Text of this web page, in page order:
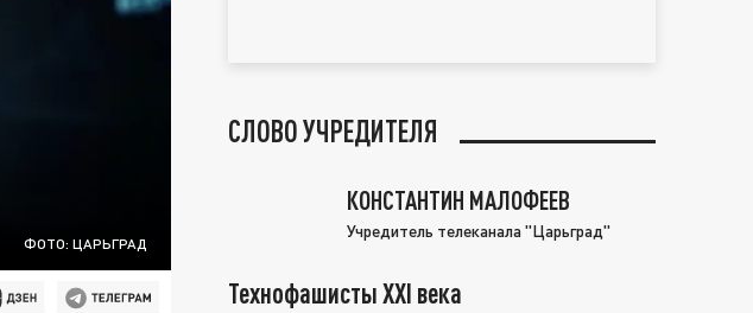
ФОТО: ЦАРЬГРАД
СЛОВО УЧРЕДИТЕЛЯ
КОНСТАНТИН МАЛОФЕЕВ
Учредитель телеканала "Царьград"
Технофашисты XXI века